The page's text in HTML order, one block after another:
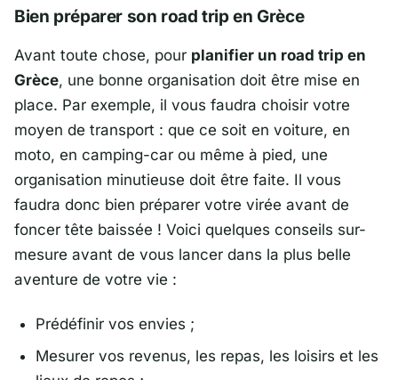
Bien préparer son road trip en Grèce
Avant toute chose, pour planifier un road trip en
Grèce, une bonne organisation doit être mise en
place. Par exemple, il vous faudra choisir votre
moyen de transport : que ce soit en voiture, en
moto, en camping-car ou même à pied, une
organisation minutieuse doit être faite. Il vous
faudra donc bien préparer votre virée avant de
foncer tête baissée ! Voici quelques conseils sur-
mesure avant de vous lancer dans la plus belle
aventure de votre vie :
Prédéfinir vos envies ;
Mesurer vos revenus, les repas, les loisirs et les